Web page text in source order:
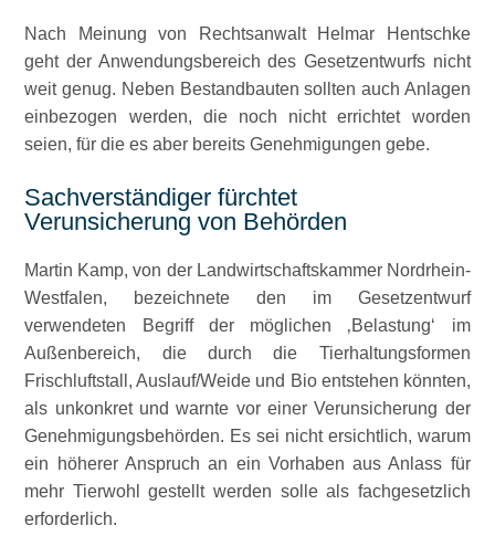
Nach Meinung von Rechtsanwalt Helmar Hentschke
geht der Anwendungsbereich des Gesetzentwurfs nicht
weit genug. Neben Bestandbauten sollten auch Anlagen
einbezogen werden, die noch nicht errichtet worden
seien, für die es aber bereits Genehmigungen gebe.
Sachverständiger fürchtet
Verunsicherung von Behörden
Martin Kamp, von der Landwirtschaftskammer Nordrhein-
Westfalen, bezeichnete den im Gesetzentwurf
verwendeten Begriff der möglichen ‚Belastung‘ im
Außenbereich, die durch die Tierhaltungsformen
Frischluftstall, Auslauf/Weide und Bio entstehen könnten,
als unkonkret und warnte vor einer Verunsicherung der
Genehmigungsbehörden. Es sei nicht ersichtlich, warum
ein höherer Anspruch an ein Vorhaben aus Anlass für
mehr Tierwohl gestellt werden solle als fachgesetzlich
erforderlich.